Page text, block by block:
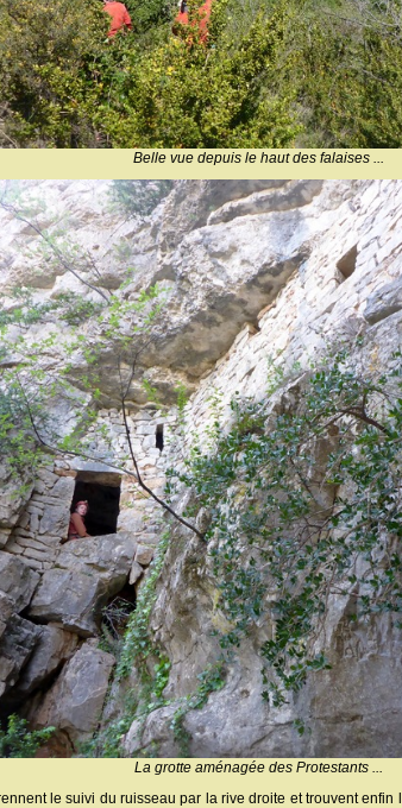
Belle vue depuis le haut des falaises ...
La grotte aménagée des Protestants ...
le suivi du ruisseau par la rive droite et trouvent